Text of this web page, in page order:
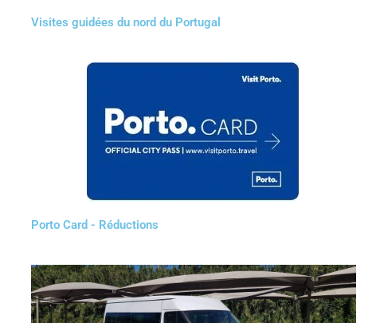
Visites guidées du nord du Portugal
Porto Card - Réductions